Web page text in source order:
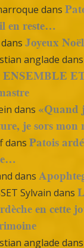
dans
en reste…
dansJoyeux
anglade dans
dans «Quand
je sors mon
dansPatois
dans
Sylvain dans
en cette
anglade dans